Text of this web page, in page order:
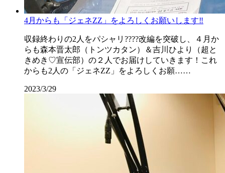
4月からも「ジェネZZ」をよろしくお願いします‼
収録終わりの2人をパシャリ????改編を突破し、４月か
らも森本晋太郎（トンツカタン）＆吉川ひより（超と
きめき♡宣伝部）の２人でお届けしていきます！これ
からも2人の「ジェネZZ」をよろしくお願……
2023/3/29